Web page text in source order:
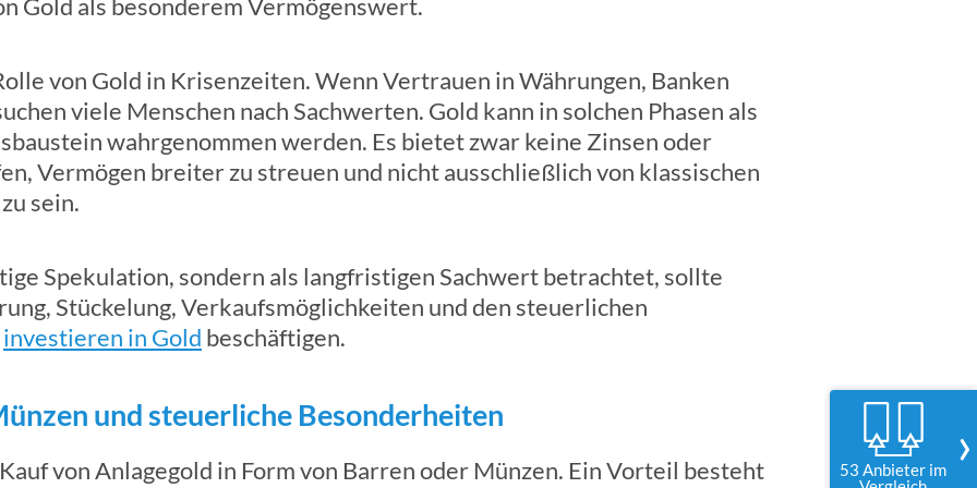
53 Anbieter im
›
Gold als besonderem Vermögenswert.
von Gold in Krisenzeiten. Wenn Vertrauen in Währungen, Banken
viele Menschen nach Sachwerten. Gold kann in solchen Phasen als
wahrgenommen werden. Es bietet zwar keine Zinsen oder
Vermögen breiter zu streuen und nicht ausschließlich von klassischen
sein.
Spekulation, sondern als langfristigen Sachwert betrachtet, sollte
Stückelung, Verkaufsmöglichkeiten und den steuerlichen
investieren in Gold beschäftigen.
und steuerliche Besonderheiten
von Anlagegold in Form von Barren oder Münzen. Ein Vorteil besteht